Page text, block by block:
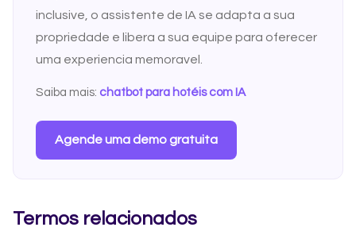
inclusive, o assistente de IA se adapta a sua
propriedade e libera a sua equipe para oferecer
uma experiencia memoravel.
Saiba mais: chatbot para hotéis com IA
Agende uma demo gratuita
Termos relacionados